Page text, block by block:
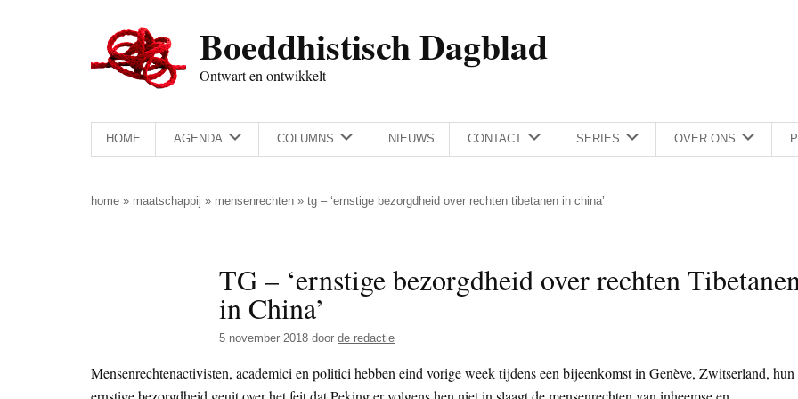
Boeddhistisch Dagblad
Ontwart en ontwikkelt
HOME AGENDA COLUMNS NIEUWS CONTACT SERIES OVER ONS
home » maatschappij » mensenrechten » tg – ‘ernstige bezorgdheid over rechten tibetanen in china’
TG – ‘ernstige bezorgdheid over rechten
in China’
5 november 2018 door de redactie
Mensenrechtenactivisten, academici en politici hebben eind vorige week tijdens een bijeenkomst in Genève, Zwitserland, hun